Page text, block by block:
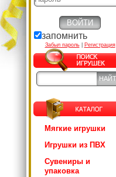
запомнить
Забыл пароль| Регистрация
Мягкие игрушки
Игрушки из ПВХ
Сувениры и
упаковка